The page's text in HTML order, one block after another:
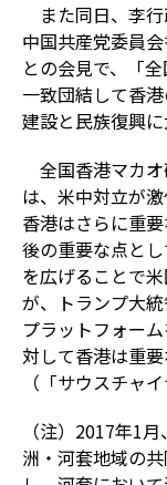
また同日、李
中国共産党委員
との会見で、「
一致団結して香
建設と民族復興
全国香港マカ
は、米中対立が
香港はさらに重
後の重要な点と
を広げることで
が、トランプ大
プラットフォー
対して香港は重
（「サウスチャ
（注）2017年1
洲・河套地域の